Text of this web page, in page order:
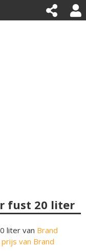
fust 20 liter
liter van Brand
prijs van Brand